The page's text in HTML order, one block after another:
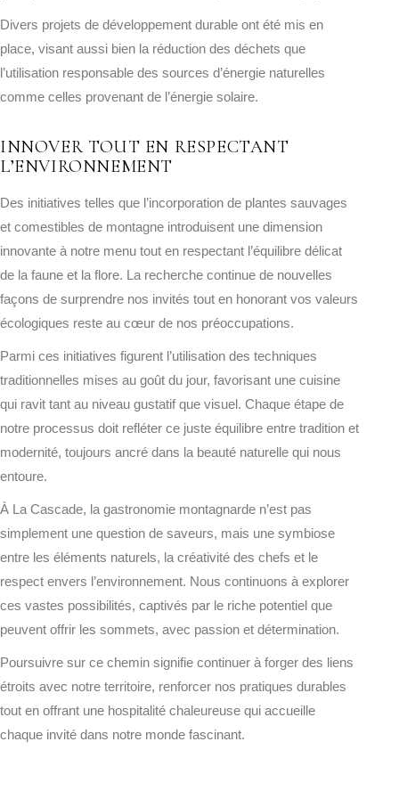
Divers projets de développement durable ont été mis en
place, visant aussi bien la réduction des déchets que
l’utilisation responsable des sources d’énergie naturelles
comme celles provenant de l’énergie solaire.
INNOVER TOUT EN RESPECTANT
L’ENVIRONNEMENT
Des initiatives telles que l’incorporation de plantes sauvages
et comestibles de montagne introduisent une dimension
innovante à notre menu tout en respectant l’équilibre délicat
de la faune et la flore. La recherche continue de nouvelles
façons de surprendre nos invités tout en honorant vos valeurs
écologiques reste au cœur de nos préoccupations.
Parmi ces initiatives figurent l’utilisation des techniques
traditionnelles mises au goût du jour, favorisant une cuisine
qui ravit tant au niveau gustatif que visuel. Chaque étape de
notre processus doit refléter ce juste équilibre entre tradition et
modernité, toujours ancré dans la beauté naturelle qui nous
entoure.
À La Cascade, la gastronomie montagnarde n’est pas
simplement une question de saveurs, mais une symbiose
entre les éléments naturels, la créativité des chefs et le
respect envers l’environnement. Nous continuons à explorer
ces vastes possibilités, captivés par le riche potentiel que
peuvent offrir les sommets, avec passion et détermination.
Poursuivre sur ce chemin signifie continuer à forger des liens
étroits avec notre territoire, renforcer nos pratiques durables
tout en offrant une hospitalité chaleureuse qui accueille
chaque invité dans notre monde fascinant.